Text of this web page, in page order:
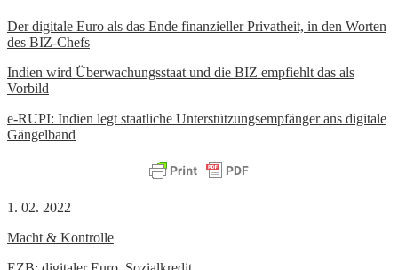
Der digitale Euro als das Ende finanzieller Privatheit, in den Worten
des BIZ-Chefs
Indien wird Überwachungsstaat und die BIZ empfiehlt das als
Vorbild
e-RUPI: Indien legt staatliche Unterstützungsempfänger ans digitale
Gängelband
1. 02. 2022
Macht & Kontrolle